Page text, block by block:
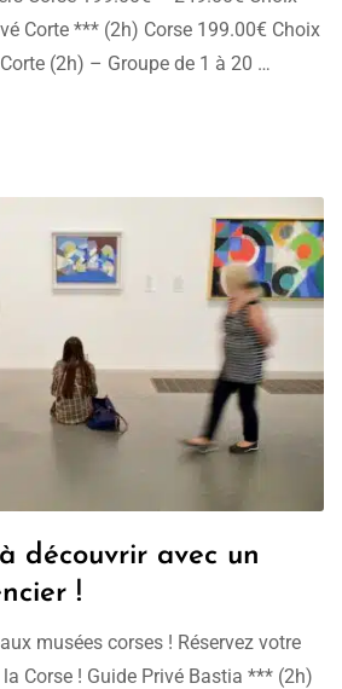
Corte *** (2h) Corse 199.00€ Choix
(2h) – Groupe de 1 à 20 …
découvrir avec un
!
musées corses ! Réservez votre
Corse ! Guide Privé Bastia *** (2h)